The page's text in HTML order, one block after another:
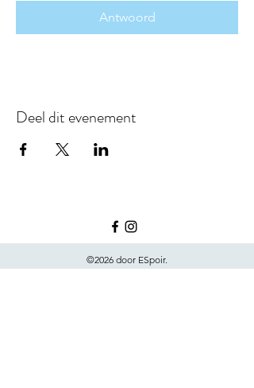
Antwoord
Deel dit evenement
©2026 door ESpoir.